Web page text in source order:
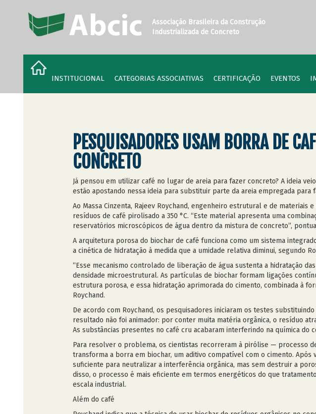
Associação Brasileira da Construção
Industrializada de Concreto
INSTITUCIONAL CATEGORIAS ASSOCIATIVAS CERTIFICAÇÃO EVENTOS
PESQUISADORES USAM BORRA DE
CONCRETO
Já pensou em utilizar café no lugar de areia para fazer concreto? A ideia
estão apostando nessa ideia para substituir parte da areia empregada para
Ao Massa Cinzenta, Rajeev Roychand, engenheiro estrutural e de
resíduos de café pirolisado a 350 °C. “Este material apresenta uma
reservatórios microscópicos de água dentro da mistura de concreto”,
A arquitetura porosa do biochar de café funciona como um sistema
a cinética de hidratação à medida que a umidade relativa diminui, segundo
“Esse mecanismo controlado de liberação de água sustenta a hidratação
densidade microestrutural. As partículas de biochar formam ligações
estrutura porosa, e essa hidratação aprimorada do cimento, combinada à
Roychand.
De acordo com Roychand, os pesquisadores iniciaram os testes
resultado não foi animador: por conter muita matéria orgânica, o resíduo
As substâncias presentes no café cru acabaram interferindo na química do
Para resolver o problema, os cientistas recorreram à pirólise — processo
transforma a borra em biochar, um aditivo compatível com o cimento.
suficiente para neutralizar a interferência orgânica, mas sem destruir a
disso, o processo é mais eficiente em termos energéticos do que
escala industrial.
Além do café